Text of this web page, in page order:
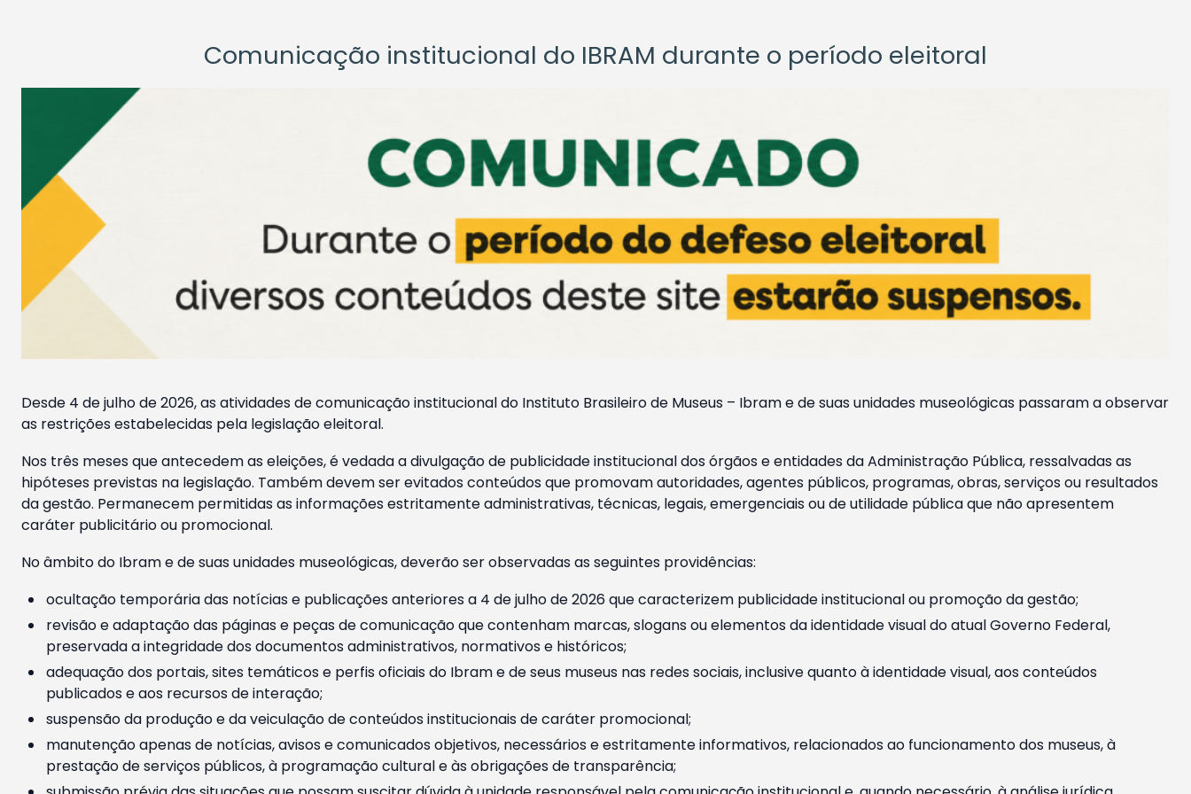
Comunicação institucional do IBRAM durante o período eleitoral
Desde 4 de julho de 2026, as atividades de comunicação institucional do Instituto Brasileiro de Museus – Ibram e de suas unidades museológicas passaram a observar
as restrições estabelecidas pela legislação eleitoral.
Nos três meses que antecedem as eleições, é vedada a divulgação de publicidade institucional dos órgãos e entidades da Administração Pública, ressalvadas as
hipóteses previstas na legislação. Também devem ser evitados conteúdos que promovam autoridades, agentes públicos, programas, obras, serviços ou resultados
da gestão. Permanecem permitidas as informações estritamente administrativas, técnicas, legais, emergenciais ou de utilidade pública que não apresentem
caráter publicitário ou promocional.
No âmbito do Ibram e de suas unidades museológicas, deverão ser observadas as seguintes providências:
ocultação temporária das notícias e publicações anteriores a 4 de julho de 2026 que caracterizem publicidade institucional ou promoção da gestão;
revisão e adaptação das páginas e peças de comunicação que contenham marcas, slogans ou elementos da identidade visual do atual Governo Federal,
preservada a integridade dos documentos administrativos, normativos e históricos;
adequação dos portais, sites temáticos e perfis oficiais do Ibram e de seus museus nas redes sociais, inclusive quanto à identidade visual, aos conteúdos
publicados e aos recursos de interação;
suspensão da produção e da veiculação de conteúdos institucionais de caráter promocional;
manutenção apenas de notícias, avisos e comunicados objetivos, necessários e estritamente informativos, relacionados ao funcionamento dos museus, à
prestação de serviços públicos, à programação cultural e às obrigações de transparência;